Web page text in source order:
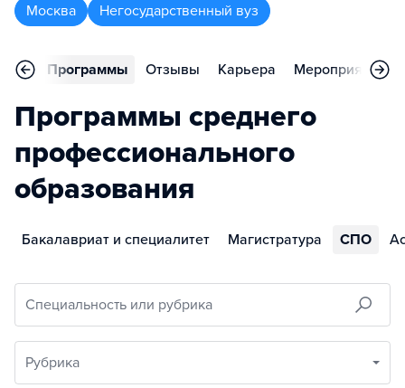
Москва Негосударственный вуз
Программы Отзывы Карьера Мероприятия
Программы среднего
профессионального
образования
Бакалавриат и специалитет Магистратура СПО
Специальность или рубрика
Рубрика